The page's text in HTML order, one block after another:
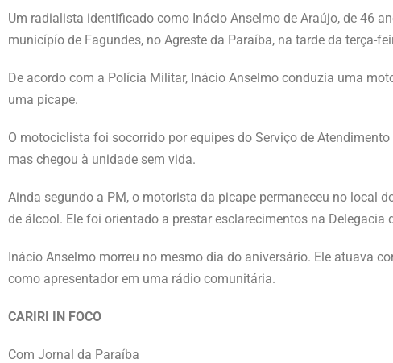
Um radialista identificado como Inácio Anselmo de Araújo, de 46
municípío de Fagundes, no Agreste da Paraíba, na tarde da terça-
De acordo com a Polícia Militar, Inácio Anselmo conduzia uma
uma picape.
O motociclista foi socorrido por equipes do Serviço de
mas chegou à unidade sem vida.
Ainda segundo a PM, o motorista da picape permaneceu no local
de álcool. Ele foi orientado a prestar esclarecimentos na
Inácio Anselmo morreu no mesmo dia do aniversário. Ele atuava
como apresentador em uma rádio comunitária.
CARIRI IN FOCO
Com Jornal da Paraíba